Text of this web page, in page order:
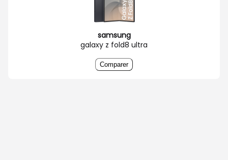
samsung
galaxy z fold8 ultra
Comparer